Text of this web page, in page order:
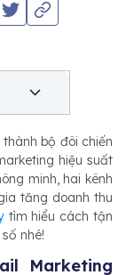
bộ đôi chiến
hiệu suất
minh, hai kênh
tăng doanh thu
tìm hiểu cách tận
nhé!
Marketing